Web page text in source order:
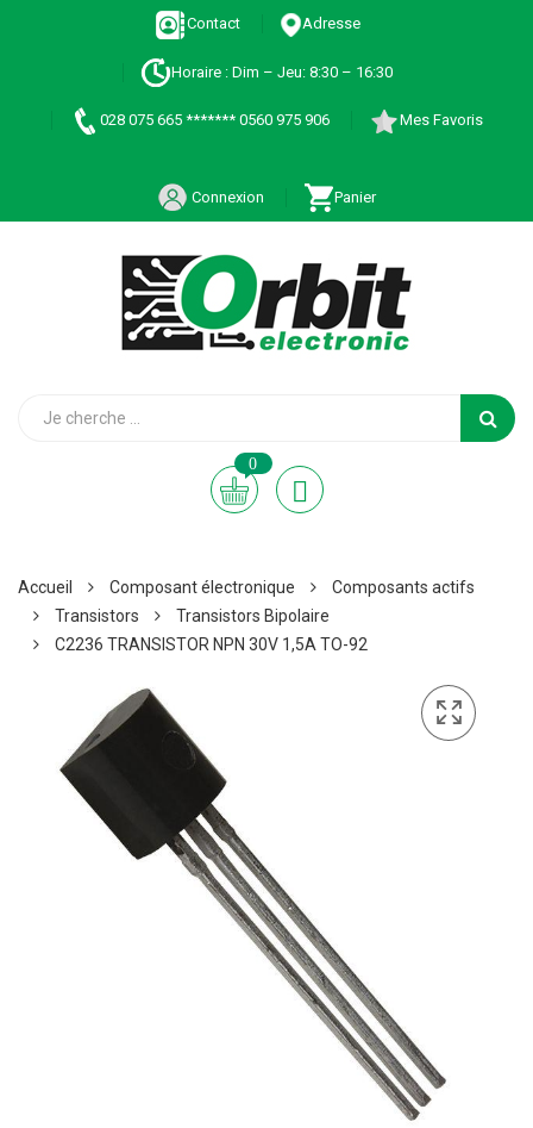
Contact Adresse
Horaire : Dim – Jeu: 8:30 – 16:30
028 075 665 ******* 0560 975 906 Mes Favoris
Connexion Panier
0
Accueil Composant électronique
Composants actifs
Transistors
Transistors Bipolaire
C2236 TRANSISTOR NPN 30V 1,5A TO-92